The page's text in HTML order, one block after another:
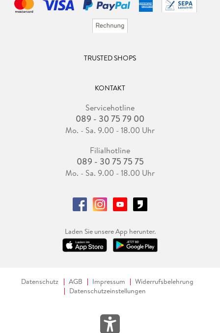
TRUSTED SHOPS
KONTAKT
Servicehotline
089 - 30 75 79 00
Mo. - Sa. 9.00 - 18.00 Uhr
Filialhotline
089 - 30 75 75 75
Mo. - Sa. 9.00 - 18.00 Uhr
Laden Sie unsere App herunter.
Datenschutz AGB Impressum
Widerrufsbelehrung
Datenschutzeinstellungen